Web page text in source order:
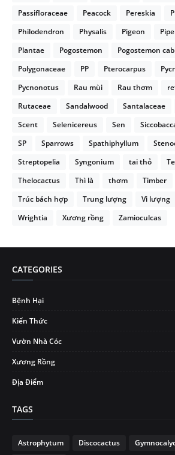
Passifloraceae
Peacock Pereskia
Philodendron
Physalis Pigeon
Plantae
Pogostemon Pogostemon
Polygonaceae
PP Pterocarpus
Pycnonotus
Rau mùi Rau thơm
Rutaceae
Sandalwood Santalaceae
Scent
Selenicereus Sen
SP
Sparrows Spathiphyllum
Streptopelia
Syngonium tai thỏ
Thelocactus
Thì là thơm Timber
Trúc bách hợp
Trung lượng Vi lượng
Wrightia
Xương rồng Zamioculcas
CATEGORIES
Bệnh Hại
Kiến Thức
Vườn Nhà Cóc
Xương Rồng
Địa Điểm
TAGS
Astrophytum Discocactus